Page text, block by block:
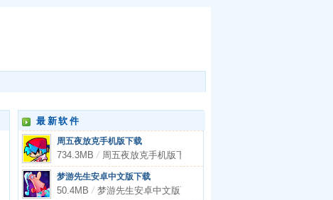
最新软件
周五夜放克手机版下载
734.3MB/ 周五夜放克手机版下载
梦游先生安卓中文版下载
50.4MB/ 梦游先生安卓中文版下载